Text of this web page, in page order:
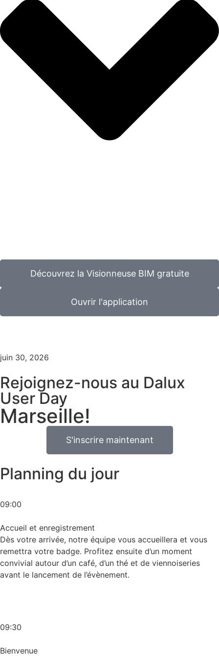
Découvrez la Visionneuse BIM gratuite
Ouvrir l'application
juin 30, 2026
Rejoignez-nous au Dalux
User Day
Marseille!
S'inscrire maintenant
Planning du jour
09:00
Accueil et enregistrement
Dès votre arrivée, notre équipe vous accueillera et vous
remettra votre badge. Profitez ensuite d’un moment
convivial autour d’un café, d’un thé et de viennoiseries
avant le lancement de l’évènement.
09:30
Bienvenue